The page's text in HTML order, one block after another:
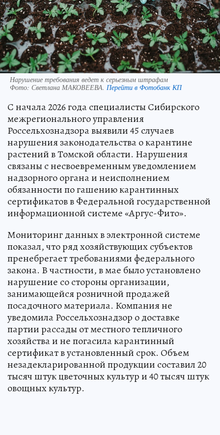
Нарушение требования ведет к серьезным штрафам
Фото: Светлана МАКОВЕЕВА. Перейти в Фотобанк КП
С начала 2026 года специалисты Сибирского
межрегионального управления
Россельхознадзора выявили 45 случаев
нарушения законодательства о карантине
растений в Томской области. Нарушения
связаны с несвоевременным уведомлением
надзорного органа и неисполнением
обязанности по гашению карантинных
сертификатов в Федеральной государственной
информационной системе «Аргус-Фито».
Мониторинг данных в электронной системе
показал, что ряд хозяйствующих субъектов
пренебрегает требованиями федерального
закона. В частности, в мае было установлено
нарушение со стороны организации,
занимающейся розничной продажей
посадочного материала. Компания не
уведомила Россельхознадзор о доставке
партии рассады от местного тепличного
хозяйства и не погасила карантинный
сертификат в установленный срок. Объем
незадекларированной продукции составил 20
тысяч штук цветочных культур и 40 тысяч штук
овощных культур.